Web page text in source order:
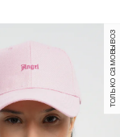
только самовывоз